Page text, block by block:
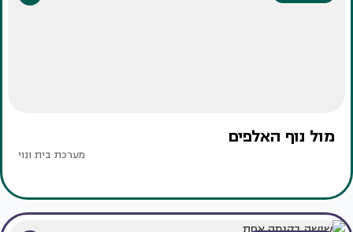
מול נוף האלפים
מערכת בית ונוי